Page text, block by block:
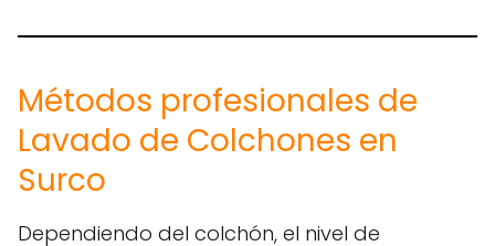
Métodos profesionales de
Lavado de Colchones en
Surco
Dependiendo del colchón, el nivel de